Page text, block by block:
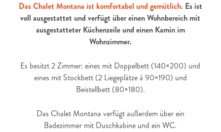
Das Chalet Montana ist komfortabel und gemütlich. Es ist
voll ausgestattet und verfügt über einen Wohnbereich mit
ausgestatteter Küchenzeile und einen Kamin im
Wohnzimmer.
Es besitzt 2 Zimmer: eines mit Doppelbett (140×200) und
eines mit Stockbett (2 Liegeplätze à 90×190) und
Beistellbett (80×180).
Das Chalet Montana verfügt außerdem über ein
Badezimmer mit Duschkabine und ein WC.